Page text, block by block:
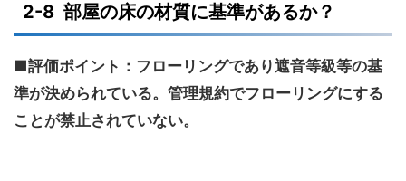
2-8 部屋の床の材質に基準があるか？
■評価ポイント：フローリングであり遮音等級等の基
準が決められている。管理規約でフローリングにする
ことが禁止されていない。